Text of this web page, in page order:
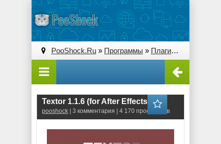
PooShock.Ru » Программы » Плагины (Plug-ins)
Textor 1.1.6 (for After Effects)
pooshock | 3 комментария | 4 170 просмотров